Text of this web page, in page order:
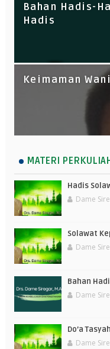
ulumul Hadis
Kontrak Kuliah
Bahan Hadis-
Hadis
Hadis Siyasah
Analisisi
Keimaman
MATERI
Hadis
Dame
Solawat
Dame
Bahan
Dame
Do’a
Dame